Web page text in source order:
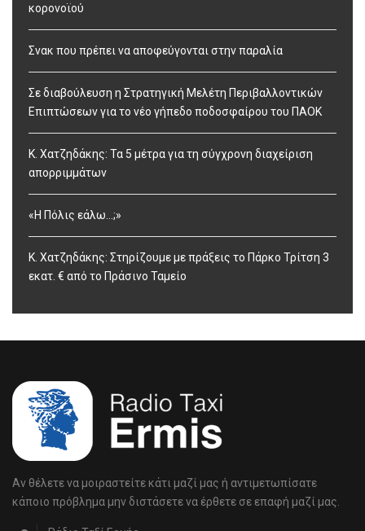
κορονοϊού
Σνακ που πρέπει να αποφεύγονται στην παραλία
Σε διαβούλευση η Στρατηγική Μελέτη Περιβαλλοντικών
Επιπτώσεων για το νέο γήπεδο ποδοσφαίρου του ΠΑΟΚ
Κ. Χατζηδάκης: Τα 5 μέτρα για τη σύγχρονη διαχείριση
απορριμμάτων
«Η Πόλις εάλω…;»
Κ. Χατζηδάκης: Στηρίζουμε με πράξεις το Πάρκο Τρίτση 3
εκατ. € από το Πράσινο Ταμείο
Αν θέλετε να μοιραστείτε κάτι μαζί μας ή αντιμετωπίσατε
κάποιο πρόβλημα μην διστάσετε να έρθετε σε επαφή μαζί μας.